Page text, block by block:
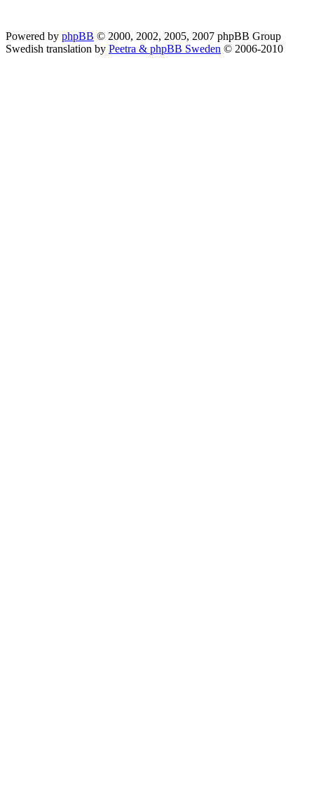
Powered by phpBB © 2000, 2002, 2005, 2007 phpBB Group
Swedish translation by Peetra & phpBB Sweden © 2006-2010